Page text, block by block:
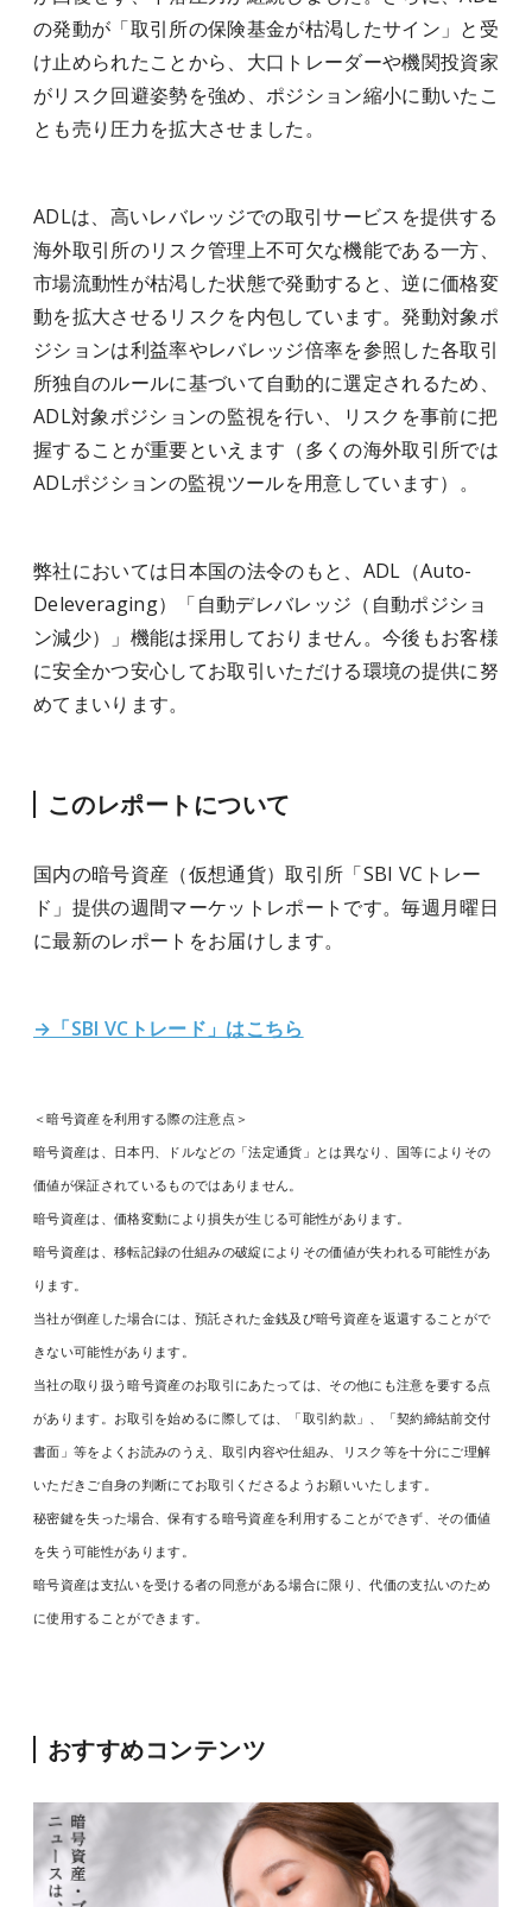
の発動が「取引所の保険基金が枯渇したサイン」と受
け止められたことから、大口トレーダーや機関投資家
がリスク回避姿勢を強め、ポジション縮小に動いたこ
とも売り圧力を拡大させました。
ADLは、高いレバレッジでの取引サービスを提供する
海外取引所のリスク管理上不可欠な機能である一方、
市場流動性が枯渇した状態で発動すると、逆に価格変
動を拡大させるリスクを内包しています。発動対象ポ
ジションは利益率やレバレッジ倍率を参照した各取引
所独自のルールに基づいて自動的に選定されるため、
ADL対象ポジションの監視を行い、リスクを事前に把
握することが重要といえます（多くの海外取引所では
ADLポジションの監視ツールを用意しています）。
弊社においては日本国の法令のもと、ADL（Auto-
Deleveraging）「自動デレバレッジ（自動ポジショ
ン減少）」機能は採用しておりません。今後もお客様
に安全かつ安心してお取引いただける環境の提供に努
めてまいります。
このレポートについて
国内の暗号資産（仮想通貨）取引所「SBI VCトレー
ド」提供の週間マーケットレポートです。毎週月曜日
に最新のレポートをお届けします。
→「SBI VCトレード」はこちら
＜暗号資産を利用する際の注意点＞
暗号資産は、日本円、ドルなどの「法定通貨」とは異なり、国等によりその
価値が保証されているものではありません。
暗号資産は、価格変動により損失が生じる可能性があります。
暗号資産は、移転記録の仕組みの破綻によりその価値が失われる可能性があ
ります。
当社が倒産した場合には、預託された金銭及び暗号資産を返還することがで
きない可能性があります。
当社の取り扱う暗号資産のお取引にあたっては、その他にも注意を要する点
があります。お取引を始めるに際しては、「取引約款」、「契約締結前交付
書面」等をよくお読みのうえ、取引内容や仕組み、リスク等を十分にご理解
いただきご自身の判断にてお取引くださるようお願いいたします。
秘密鍵を失った場合、保有する暗号資産を利用することができず、その価値
を失う可能性があります。
暗号資産は支払いを受ける者の同意がある場合に限り、代価の支払いのため
に使用することができます。
おすすめコンテンツ